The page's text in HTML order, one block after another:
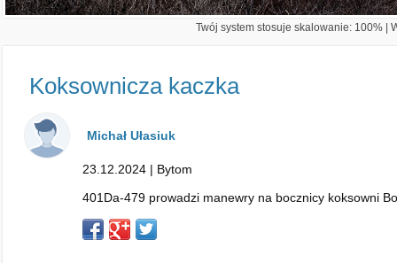
Twój system stosuje skalowanie: 100% |
Koksownicza kaczka
Michał Ułasiuk
23.12.2024 | Bytom
401Da-479 prowadzi manewry na bocznicy koksowni